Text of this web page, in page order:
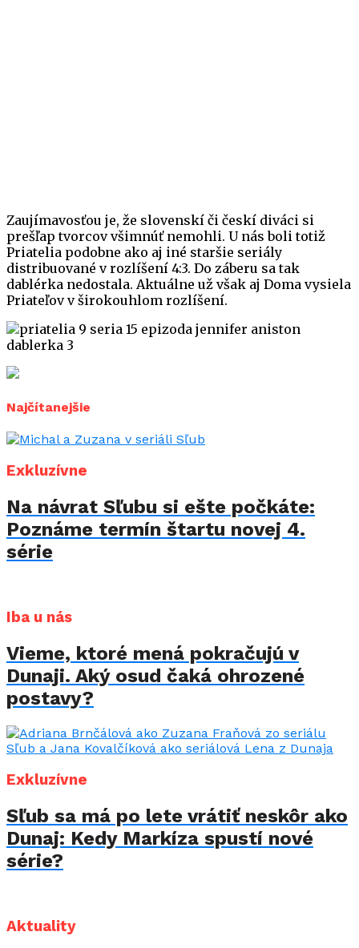
Zaujímavosťou je, že slovenskí či českí diváci si
prešľap tvorcov všimnúť nemohli. U nás boli totiž
Priatelia podobne ako aj iné staršie seriály
distribuované v rozlíšení 4:3. Do záberu sa tak
dablérka nedostala. Aktuálne už však aj Doma vysiela
Priateľov v širokouhlom rozlíšení.
Najčítanejšie
Exkluzívne
Na návrat Sľubu si ešte počkáte:
Poznáme termín štartu novej 4.
série
Iba u nás
Vieme, ktoré mená pokračujú v
Dunaji. Aký osud čaká ohrozené
postavy?
Exkluzívne
Sľub sa má po lete vrátiť neskôr ako
Dunaj: Kedy Markíza spustí nové
série?
Aktuality